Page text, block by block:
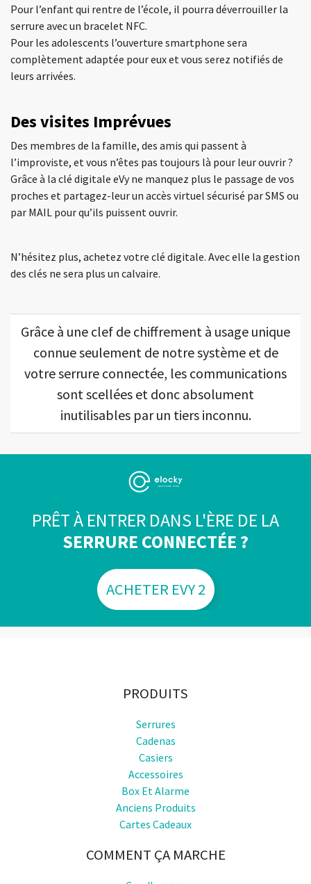
Pour l’enfant qui rentre de l’école, il pourra déverrouiller la
serrure avec un bracelet NFC.
Pour les adolescents l’ouverture smartphone sera
complètement adaptée pour eux et vous serez notifiés de
leurs arrivées.
Des visites Imprévues
Des membres de la famille, des amis qui passent à
l’improviste, et vous n’êtes pas toujours là pour leur ouvrir ?
Grâce à la clé digitale eVy ne manquez plus le passage de vos
proches et partagez-leur un accès virtuel sécurisé par SMS ou
par MAIL pour qu’ils puissent ouvrir.
N’hésitez plus, achetez votre clé digitale. Avec elle la gestion
des clés ne sera plus un calvaire.
Grâce à une clef de chiffrement à usage unique
connue seulement de notre système et de
votre serrure connectée, les communications
sont scellées et donc absolument
inutilisables par un tiers inconnu.
PRÊT À ENTRER DANS L'ÈRE DE LA
SERRURE CONNECTÉE ?
ACHETER EVY 2
PRODUITS
Serrures
Cadenas
Casiers
Accessoires
Box Et Alarme
Anciens Produits
Cartes Cadeaux
COMMENT ÇA MARCHE